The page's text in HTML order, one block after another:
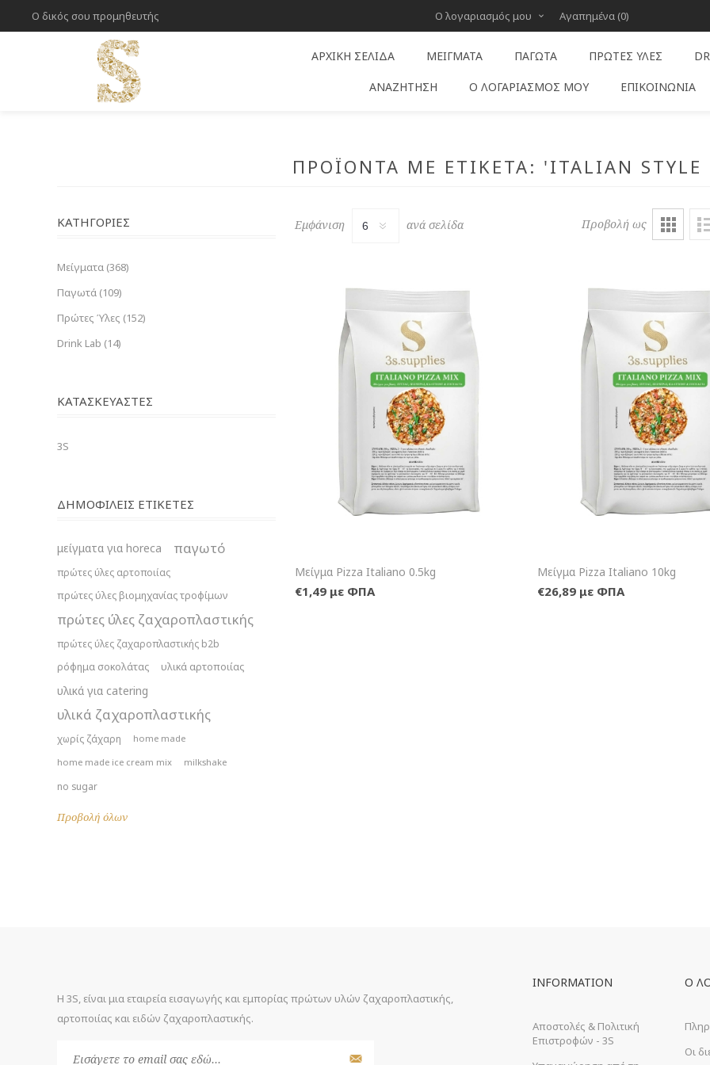
Ο δικός σου προμηθευτής Ο λογαριασμός μου Αγαπημένα (0)
ΑΡΧΙΚΉ ΣΕΛΊΔΑ ΜΕΊΓΜΑΤΑ ΠΑΓΩΤΆ ΠΡΏΤΕΣ ΎΛΕΣ
ΑΝΑΖΉΤΗΣΗ Ο ΛΟΓΑΡΙΑΣΜΌΣ ΜΟΥ ΕΠΙΚΟΙΝΩΝΊΑ
ΠΡΟΪΌΝΤΑ ΜΕ ΕΤΙΚΈΤΑ: 'ITALIAN STYLE
Προβολή ως
Εμφάνιση ανά σελίδα
Μείγμα Pizza Italiano 0.5kg
€1,49 με ΦΠΑ
Μείγμα Pizza Italiano 10kg
€26,89 με ΦΠΑ
ΚΑΤΗΓΟΡΊΕΣ
Μείγματα (368)
Παγωτά (109)
Πρώτες Ύλες (152)
Drink Lab (14)
ΚΑΤΑΣΚΕΥΑΣΤΈΣ
3S
ΔΗΜΟΦΙΛΕΙΣ ΕΤΙΚΕΤΕΣ
μείγματα για horeca παγωτό
πρώτες ύλες αρτοποιίας
πρώτες ύλες βιομηχανίας τροφίμων
πρώτες ύλες ζαχαροπλαστικής
πρώτες ύλες ζαχαροπλαστικής b2b
ρόφημα σοκολάτας υλικά αρτοποιίας
υλικά για catering
υλικά ζαχαροπλαστικής
χωρίς ζάχαρη
home made
home made ice cream mix
milkshake
no sugar
Προβολή όλων
Η 3S, είναι μια εταιρεία εισαγωγής και εμπορίας πρώτων υλών ζαχαροπλαστικής,
αρτοποιίας και ειδών ζαχαροπλαστικής.
INFORMATION
Αποστολές & Πολιτική
Επιστροφών - 3S
Ο
Οι